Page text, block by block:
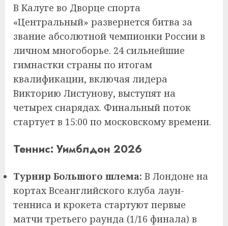
В Калуге во Дворце спорта
«Центральный» развернется битва за
звание абсолютной чемпионки России в
личном многоборье. 24 сильнейшие
гимнастки страны по итогам
квалификации, включая лидера
Викторию Листунову, выступят на
четырех снарядах. Финальный поток
стартует в 15:00 по московскому времени.
Теннис: Уимблдон 2026
Турнир Большого шлема: В Лондоне на
кортах Всеанглийского клуба лаун-
тенниса и крокета стартуют первые
матчи третьего раунда (1/16 финала) в